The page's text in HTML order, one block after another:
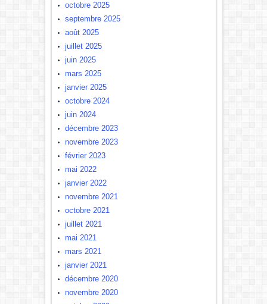
octobre 2025
septembre 2025
août 2025
juillet 2025
juin 2025
mars 2025
janvier 2025
octobre 2024
juin 2024
décembre 2023
novembre 2023
février 2023
mai 2022
janvier 2022
novembre 2021
octobre 2021
juillet 2021
mai 2021
mars 2021
janvier 2021
décembre 2020
novembre 2020